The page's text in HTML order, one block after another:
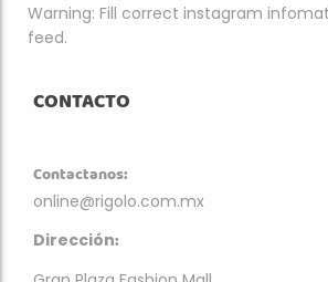
Warning: Fill correct instagram
feed.
CONTACTO
Contactanos:
online@rigolo.com.mx
Dirección: